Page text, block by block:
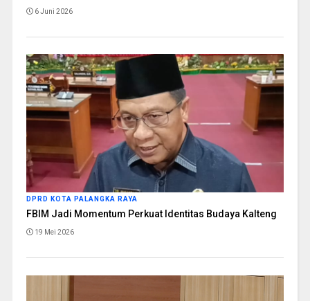
6 Juni 2026
DPRD KOTA PALANGKA RAYA
FBIM Jadi Momentum Perkuat Identitas Budaya Kalteng
19 Mei 2026